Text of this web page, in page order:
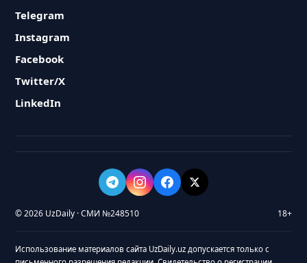
Telegram
Instagram
Facebook
Twitter/X
LinkedIn
© 2026 UzDaily · СМИ №248510 18+
Использование материалов сайта UzDaily.uz допускается только с